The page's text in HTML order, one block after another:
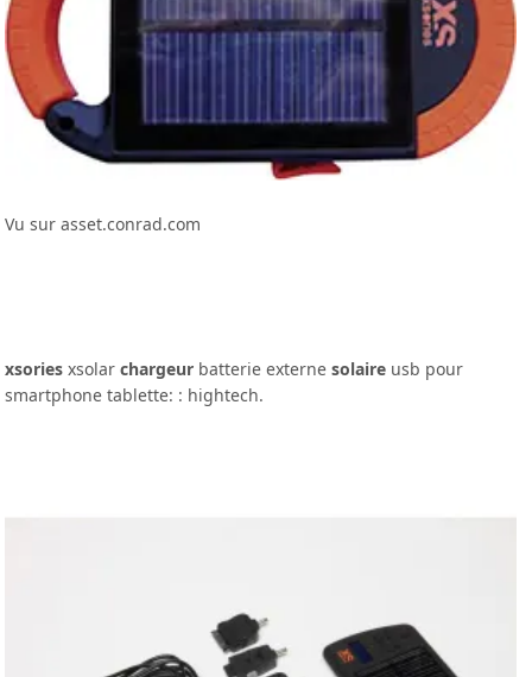
Vu sur asset.conrad.com
xsories xsolarchargeur batterie externesolaire usb pour
smartphone tablette: : hightech.